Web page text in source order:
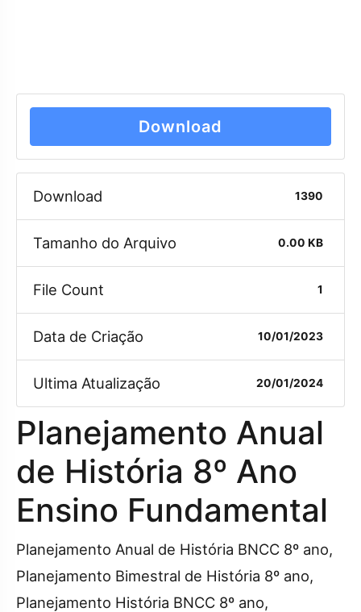
Download
Download 1390
Tamanho do Arquivo 0.00 KB
File Count 1
Data de Criação 10/01/2023
Ultima Atualização 20/01/2024
Planejamento Anual
de História 8º Ano
Ensino Fundamental
Planejamento Anual de História BNCC 8º ano,
Planejamento Bimestral de História 8º ano,
Planejamento História BNCC 8º ano,